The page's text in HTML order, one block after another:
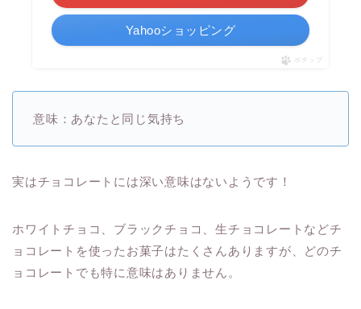
Yahooショッピング
ポチップ
意味：あなたと同じ気持ち
実はチョコレートには深い意味はないようです！
ホワイトチョコ、ブラックチョコ、生チョコレートなどチ
ョコレートを使ったお菓子はたくさんありますが、どのチ
ョコレートでも特に意味はありません。